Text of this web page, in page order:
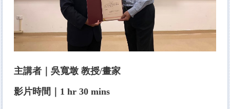
主講者｜吳寬墩 教授/畫家
影片時間｜1 hr 30 mins